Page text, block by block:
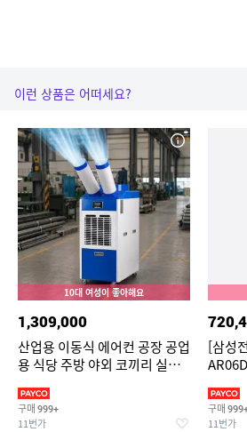
이런 상품은 어떠세요?
10대 여성이 좋아해요
1,309,000
산업용 이동식 에어컨 공장 공업
용 식당 주방 야외 코끼리 실속
구매 999+
11번가
[삼성
구매
11번가